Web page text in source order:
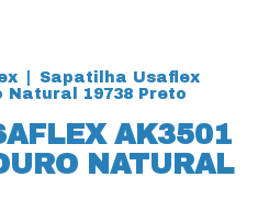
Sapatilha Usaflex
Natural 19738 Preto
AK3501
NATURAL